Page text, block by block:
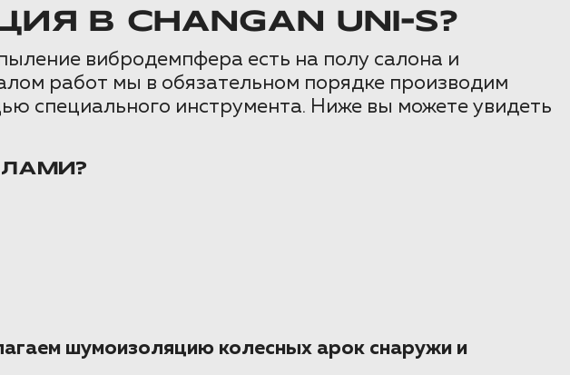
В CHANGAN UNI-S?
вибродемпфера есть на полу салона и
работ мы в обязательном порядке производим
специального инструмента. Ниже вы можете увидеть
шумоизоляцию колесных арок снаружи и